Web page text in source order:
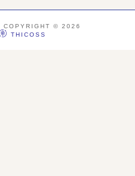
COPYRIGHT © 2026
THICOSS